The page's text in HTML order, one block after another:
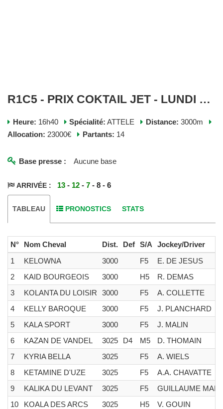
R1C5 - PRIX COKTAIL JET - LUNDI 07 JUILLET 2025
Heure: 16h40 Spécialité: ATTELE Distance: 3000m
Allocation: 23000€ Partants: 14
Base presse : Aucune base
ARRIVÉE : 13 - 12 -7 - 8 - 6
TABLEAU PRONOSTICS STATS
N° Nom Cheval Dist. Def S/A
Jockey/Driver
1
KELOWNA 3000 F5
E. DE JESUS
2
KAID BOURGEOIS 3000 H5
R. DEMAS
3
KOLANTA DU LOISIR 3000 F5
A. COLLETTE
4
KELLY BAROQUE 3000 F5
J. PLANCHARD
5
KALA SPORT 3000 F5
J. MALIN
6
KAZAN DE VANDEL 3025 D4 M5
D. THOMAIN
7
KYRIA BELLA 3025 F5
A. WIELS
8
KETAMINE D'UZE 3025 F5
A.A. CHAVATTE
9
KALIKA DU LEVANT 3025 F5
GUILLAUME
10
KOALA DES ARCS 3025 H5
V. GOUIN